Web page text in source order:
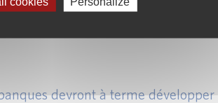
nécessite la mise en
devront à terme